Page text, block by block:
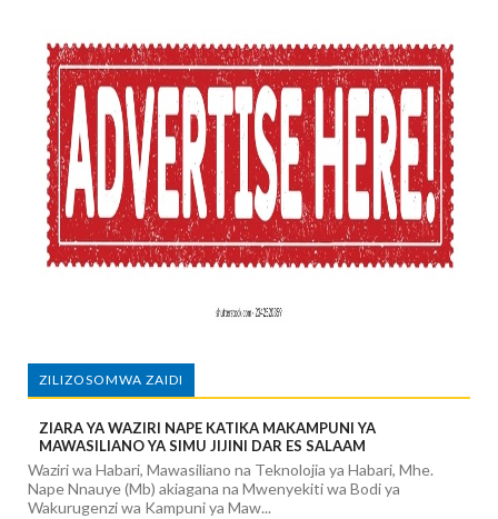
ZILIZOSOMWA ZAIDI
ZIARA YA WAZIRI NAPE KATIKA MAKAMPUNI YA
MAWASILIANO YA SIMU JIJINI DAR ES SALAAM
Waziri wa Habari, Mawasiliano na Teknolojia ya Habari, Mhe.
Nape Nnauye (Mb) akiagana na Mwenyekiti wa Bodi ya
Wakurugenzi wa Kampuni ya Maw...